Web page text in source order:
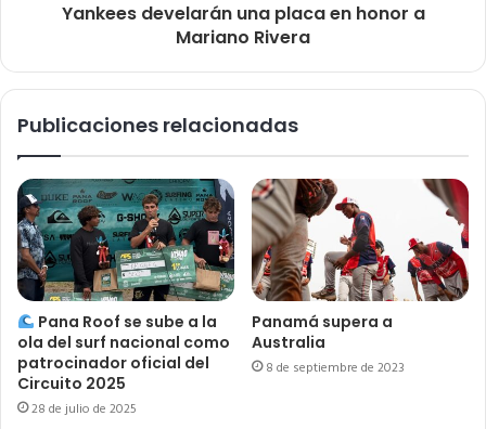
Yankees develarán una placa en honor a
Mariano Rivera
Publicaciones relacionadas
Pana Roof se sube a la
ola del surf nacional como
patrocinador oficial del
Circuito 2025
28 de julio de 2025
Panamá supera a
Australia
8 de septiembre de 2023